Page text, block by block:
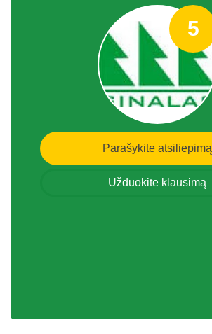
5
Parašykite atsiliepimą
Užduokite klausimą